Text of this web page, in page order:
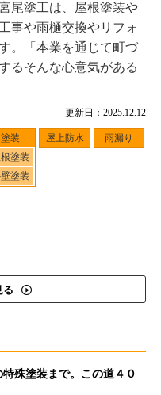
更新日：2025.12.12
塗装
塗装
塗装
屋上防水 雨漏り
る
尾塗工は、屋根塗装や
事や雨樋交換やリフォ
。「本業を通じて町づ
るそんな心意気がある
殊塗装まで。この道４０